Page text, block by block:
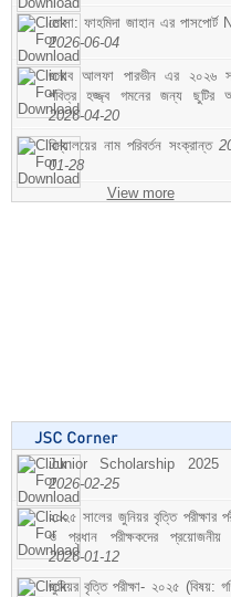
মোসা: ফাহমিদা জাহান এর পাসপোর্ট
2026-06-04
জনাব আলফা পারভীন এর ২০২৬
পবিত্র হজ্জ্ব গমনের জন্য ছুটির
2026-04-20
বিদ্যালয়ের নাম পরিবর্তন সংক্রান্ত
01-28
View more
Junior Scholarship 2025
2026-02-25
২০২৫ সালের জুনিয়র বৃত্তি পরীক্ষার
ও প্রধান পরীক্ষকদের
2026-01-12
জুনিয়র বৃত্তি পরীক্ষা- ২০২৫ (বিষয়: